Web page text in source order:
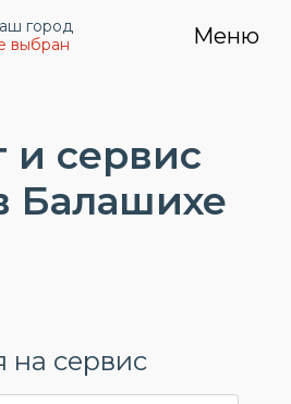
город
выбран
Меню
и сервис
Балашихе
на сервис